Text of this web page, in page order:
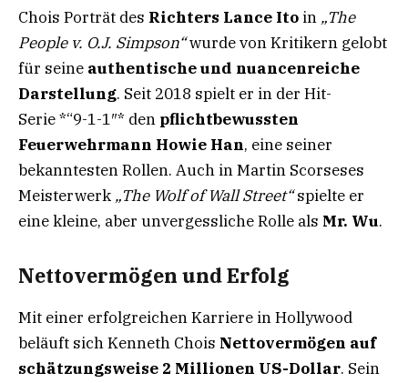
Chois Porträt des Richters Lance Ito in „The
People v. O.J. Simpson“wurde von Kritikern gelobt
für seine authentische und nuancenreiche
Darstellung. Seit 2018 spielt er in der Hit-
Serie *“9-1-1″* den pflichtbewussten
Feuerwehrmann Howie Han, eine seiner
bekanntesten Rollen. Auch in Martin Scorseses
Meisterwerk „The Wolf of Wall Street“spielte er
eine kleine, aber unvergessliche Rolle als Mr. Wu.
Nettovermögen und Erfolg
Mit einer erfolgreichen Karriere in Hollywood
beläuft sich Kenneth Chois Nettovermögen auf
schätzungsweise 2 Millionen US-Dollar. Sein